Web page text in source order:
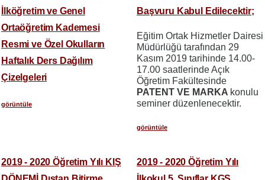
İlköğretim ve Genel
Ortaöğretim Kademesi
Resmi ve Özel Okulların
Haftalık Ders Dağılım
Çizelgeleri
görüntüle
Başvuru Kabul Edilecektir;
Eğitim Ortak Hizmetler Dairesi
Müdürlüğü tarafından 29
Kasım 2019 tarihinde 14.00-
17.00 saatlerinde Açık
Öğretim Fakültesinde
PATENT VE MARKA konulu
seminer düzenlenecektir.
görüntüle
2019 - 2020 Öğretim Yılı KIŞ
2019 - 2020 Öğretim Yılı